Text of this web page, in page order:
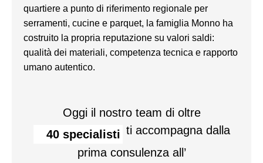
quartiere a punto di riferimento regionale per
serramenti, cucine e parquet, la famiglia Monno ha
costruito la propria reputazione su valori saldi:
qualità dei materiali, competenza tecnica e rapporto
umano autentico.
Oggi il nostro team di oltre
40 specialisti ti accompagna dalla
prima consulenza all’